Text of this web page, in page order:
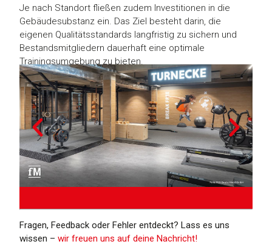
Je nach Standort fließen zudem Investitionen in die
Gebäudesubstanz ein. Das Ziel besteht darin, die
eigenen Qualitätsstandards langfristig zu sichern und
Bestandsmitgliedern dauerhaft eine optimale
Trainingsumgebung zu bieten.
Fragen, Feedback oder Fehler entdeckt? Lass es uns
wissen –wir freuen uns auf deine Nachricht!